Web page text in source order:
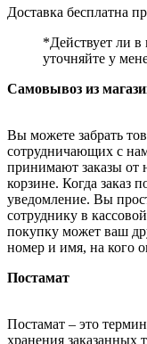
Доставка бесплатна
*Действует ли в
уточняйте у
Самовывоз из
Вы можете забрать
сотрудничающих с
принимают заказы от
корзине. Когда заказ
уведомление. Вы
сотруднику в
покупку может ваш
номер и имя, на кого
Постамат
Постамат – это
хранения заказанных